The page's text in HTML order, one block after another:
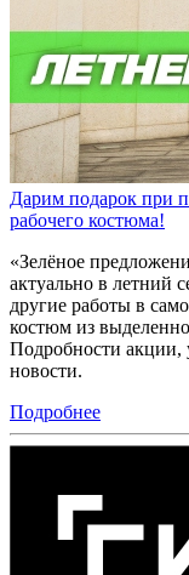
Дарим подарок при
рабочего костюма!
«Зелёное
актуально в летний
другие работы в
костюм из
Подробности акции,
новости.
Подробнее